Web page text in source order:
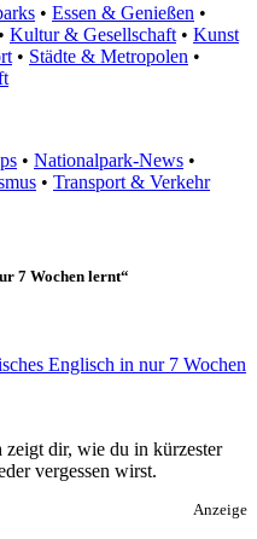
• Essen & Genießen •
• Kultur & Gesellschaft • Kunst
• Städte & Metropolen •
• Nationalpark-News •
• Transport & Verkehr
7 Wochen lernt“
zeigt dir, wie du in kürzester
vergessen wirst.
Anzeige